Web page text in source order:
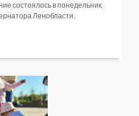
состоялось в понедельник,
Ленобласти.